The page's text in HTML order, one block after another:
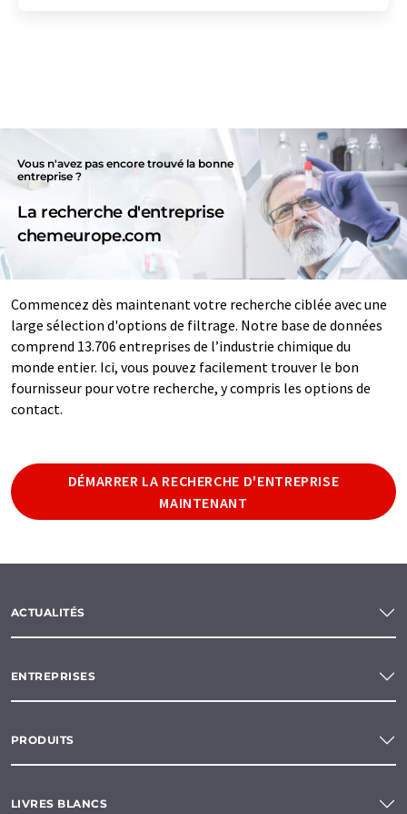
Vous n'avez pas encore trouvé la bonne
entreprise ?
La recherche d'entreprise
chemeurope.com
Commencez dès maintenant votre recherche ciblée avec une
large sélection d'options de filtrage. Notre base de données
comprend 13.706 entreprises de l’industrie chimique du
monde entier. Ici, vous pouvez facilement trouver le bon
fournisseur pour votre recherche, y compris les options de
contact.
DÉMARRER LA RECHERCHE D'ENTREPRISE
MAINTENANT
ACTUALITÉS
ENTREPRISES
PRODUITS
LIVRES BLANCS